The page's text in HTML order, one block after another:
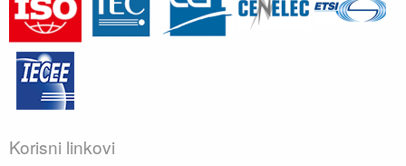
Korisni linkovi